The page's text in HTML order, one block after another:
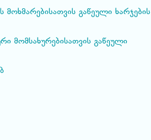
გაწეული ხარჯების
მომსახურებისათვის გაწეული